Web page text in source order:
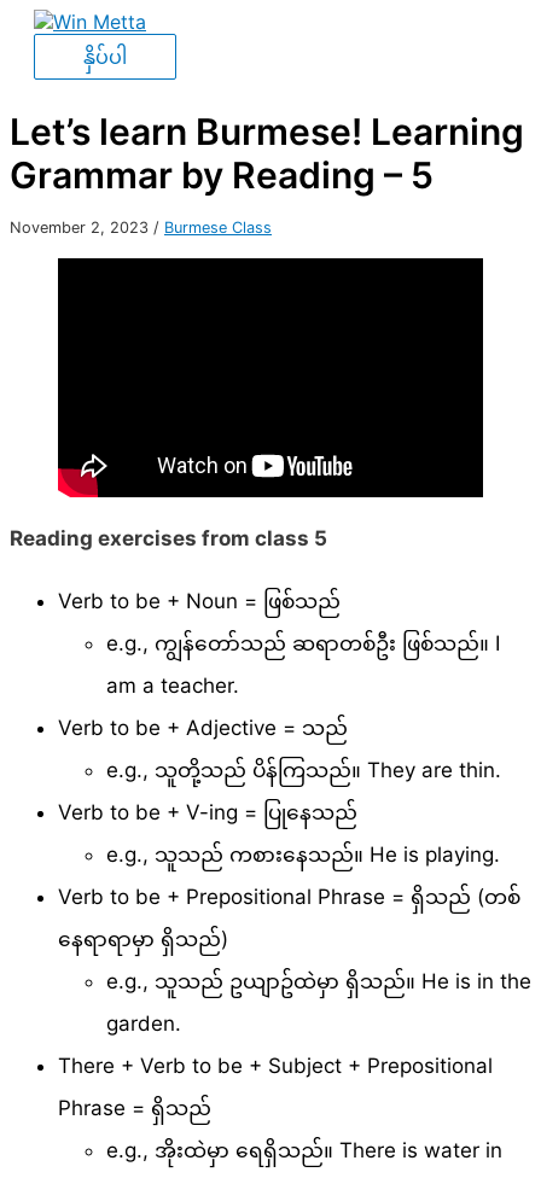
Skip
နှိပ်
ပါ
နှိပ်ပါ
Let’s learn Burmese! Learning
Grammar by Reading – 5
November 2, 2023 / Burmese Class
Reading exercises from class 5
Verb to be + Noun = ဖြစ်သည်
e.g., ကျွန်တော်သည် ဆရာတစ်ဦး ဖြစ်သည်။ I
am a teacher.
Verb to be + Adjective = သည်
e.g., သူတို့သည် ပိန်ကြသည်။ They are thin.
Verb to be + V-ing = ပြုနေသည်
e.g., သူသည် ကစားနေသည်။ He is playing.
Verb to be + Prepositional Phrase = ရှိသည် (တစ်
နေရာရာမှာ ရှိသည်)
e.g., သူသည် ဥယျာဥ်ထဲမှာ ရှိသည်။ He is in the
garden.
There + Verb to be + Subject + Prepositional
Phrase = ရှိသည်
e.g., အိုးထဲမှာ ရေရှိသည်။ There is water in